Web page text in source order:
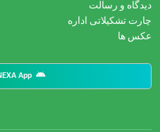
دیدگاه و رسالت
چارت تشکیلاتی اداره
عکس ها
Download NEXA App